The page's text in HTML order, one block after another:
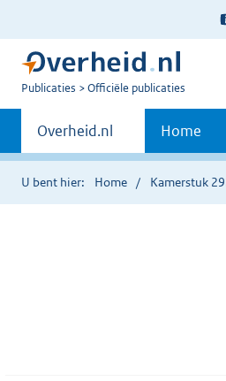
U
Publicaties Officiële publicaties
Primaire
navigatie
Andere
sites
binnen
Overheid.nl Home
U bent hier: Home Kamerstuk